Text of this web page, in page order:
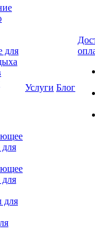
для
для
Услуги Блог